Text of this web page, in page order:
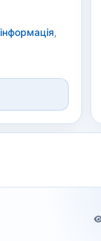
інформація,